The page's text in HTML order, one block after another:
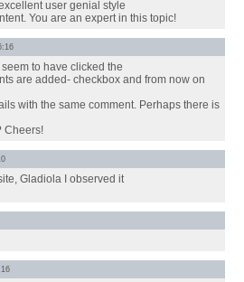
user genial style
You are an expert in this topic!
to have clicked the
are added- checkbox and from now on
with the same comment. Perhaps there is
Cheers!
Gladiola I observed it